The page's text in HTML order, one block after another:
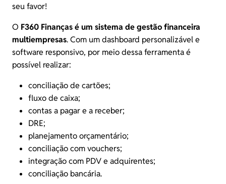
seu favor!
O F360 Finançasé um sistema de gestão financeira
multiempresas. Com um dashboard personalizável e
software responsivo, por meio dessa ferramenta é
possível realizar:
conciliação de cartões;
fluxo de caixa;
contas a pagar e a receber;
DRE;
planejamento orçamentário;
conciliação com vouchers;
integração com PDV e adquirentes;
conciliação bancária.